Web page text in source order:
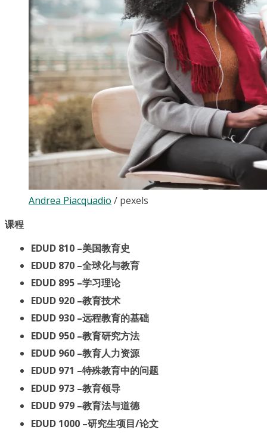
Andrea Piacquadio / pexels
课程
EDUD 810 –美国教育史
EDUD 870 –全球化与教育
EDUD 895 –学习理论
EDUD 920 –教育技术
EDUD 930 –远程教育的基础
EDUD 950 –教育研究方法
EDUD 960 –教育人力资源
EDUD 971 –特殊教育中的问题
EDUD 973 –教育领导
EDUD 979 –教育法与道德
EDUD 1000 –研究生项目/论文